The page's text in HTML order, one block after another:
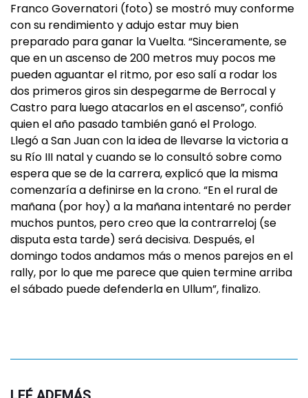
Franco Governatori (foto) se mostró muy conforme
con su rendimiento y adujo estar muy bien
preparado para ganar la Vuelta. “Sinceramente, se
que en un ascenso de 200 metros muy pocos me
pueden aguantar el ritmo, por eso salí a rodar los
dos primeros giros sin despegarme de Berrocal y
Castro para luego atacarlos en el ascenso”, confió
quien el año pasado también ganó el Prologo.
Llegó a San Juan con la idea de llevarse la victoria a
su Río III natal y cuando se lo consultó sobre como
espera que se de la carrera, explicó que la misma
comenzaría a definirse en la crono. “En el rural de
mañana (por hoy) a la mañana intentaré no perder
muchos puntos, pero creo que la contrarreloj (se
disputa esta tarde) será decisiva. Después, el
domingo todos andamos más o menos parejos en el
rally, por lo que me parece que quien termine arriba
el sábado puede defenderla en Ullum”, finalizo.